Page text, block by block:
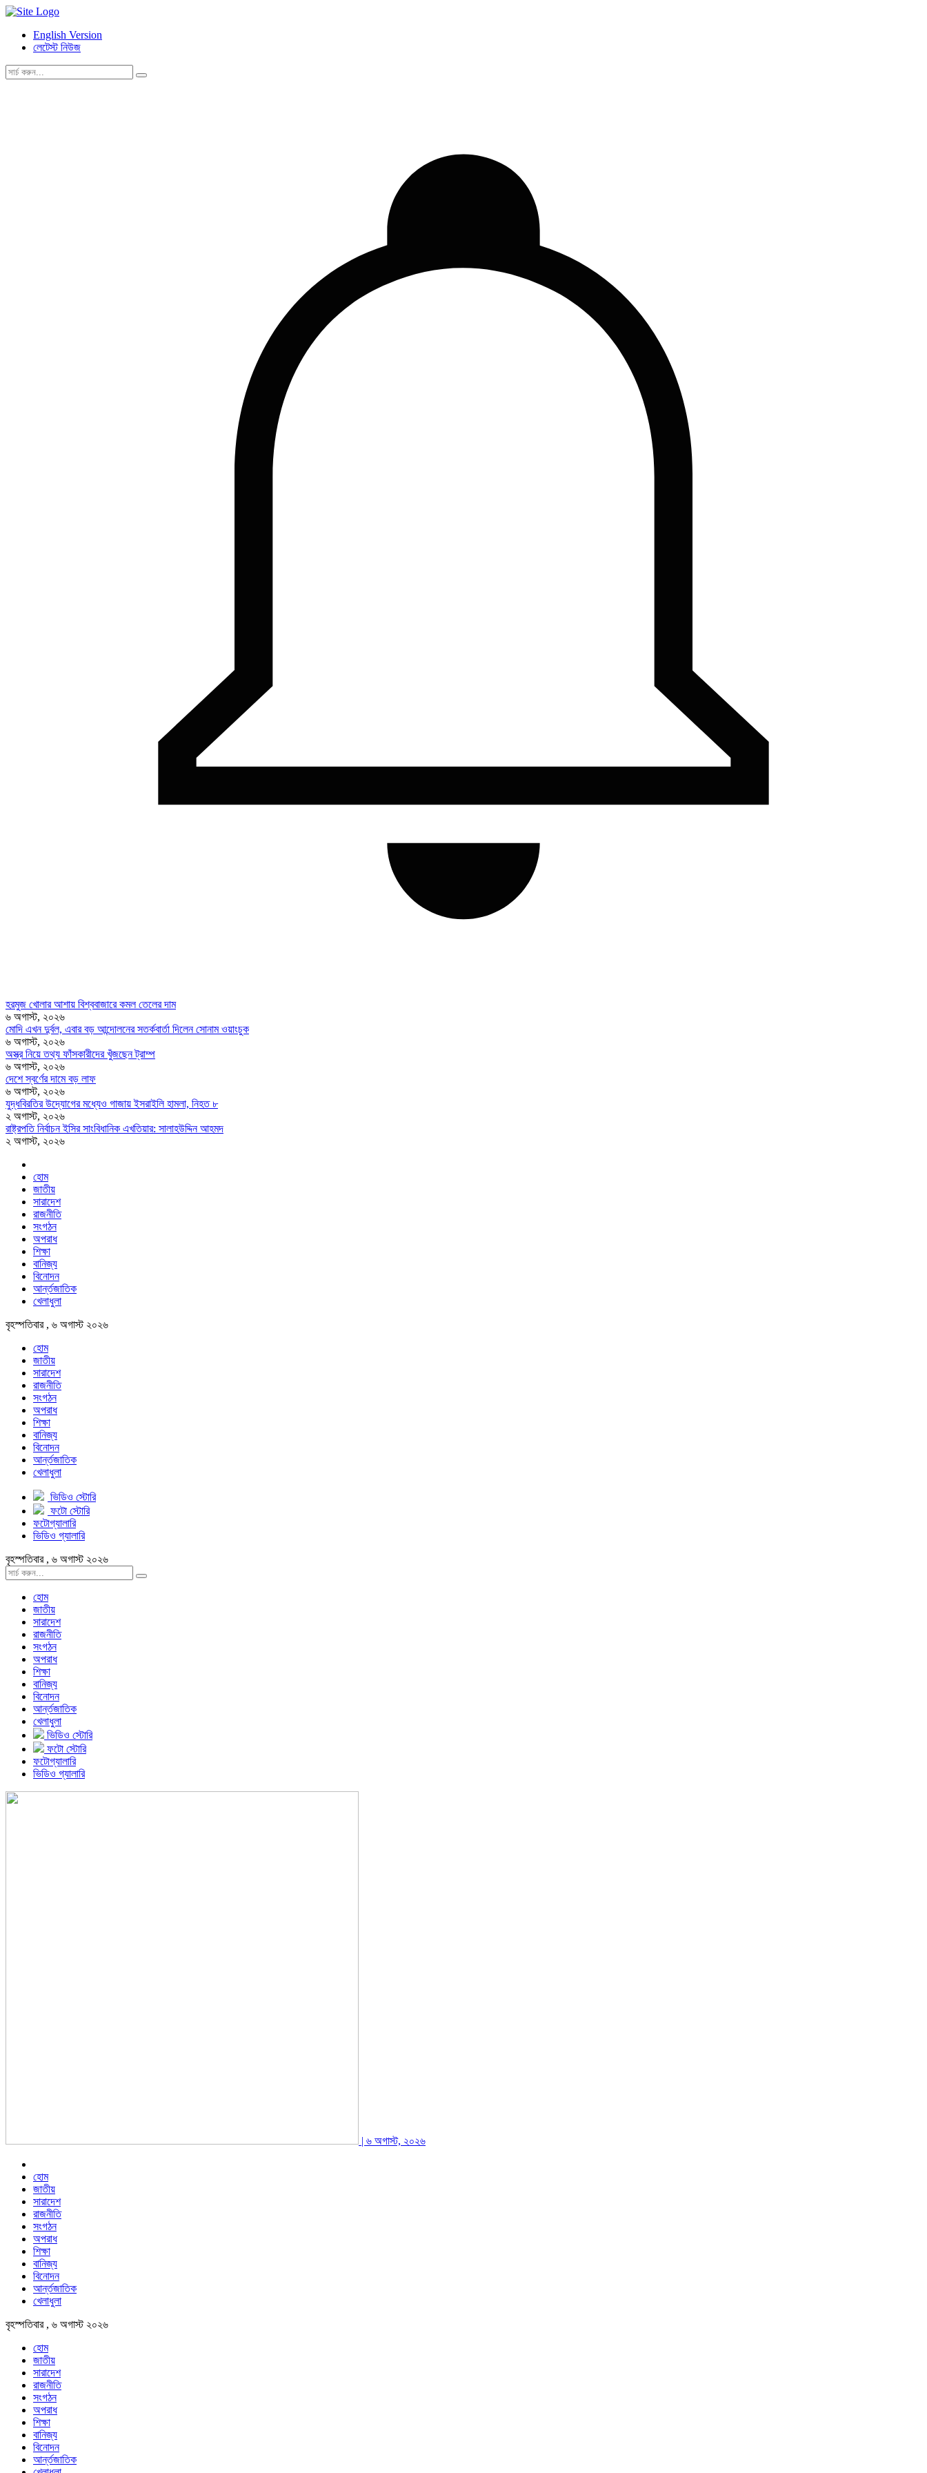
English Version
লেটেস্ট নিউজ
হরমুজ খোলার আশায় বিশ্ববাজারে কমল তেলের দাম
৬ অগাস্ট, ২০২৬
মোদি এখন দুর্বল, এবার বড় আন্দোলনের সতর্কবার্তা দিলেন সোনাম ওয়াংচুক
৬ অগাস্ট, ২০২৬
অস্ত্র নিয়ে তথ্য ফাঁসকারীদের খুঁজছেন ট্রাম্প
৬ অগাস্ট, ২০২৬
দেশে স্বর্ণের দামে বড় লাফ
৬ অগাস্ট, ২০২৬
যুদ্ধবিরতির উদ্যোগের মধ্যেও গাজায় ইসরাইলি হামলা, নিহত ৮
২ অগাস্ট, ২০২৬
রাষ্ট্রপতি নির্বাচন ইসির সাংবিধানিক এখতিয়ার: সালাহউদ্দিন আহমদ
২ অগাস্ট, ২০২৬
হোম
জাতীয়
সারাদেশ
রাজনীতি
সংগঠন
অপরাধ
শিক্ষা
বানিজ্য
বিনোদন
আর্ন্তজাতিক
খেলাধুলা
বৃহস্পতিবার , ৬ অগাস্ট ২০২৬
হোম
জাতীয়
সারাদেশ
রাজনীতি
সংগঠন
অপরাধ
শিক্ষা
বানিজ্য
বিনোদন
আর্ন্তজাতিক
খেলাধুলা
ভিডিও স্টোরি
ফটো স্টোরি
ফটোগ্যালারি
ভিডিও গ্যালারি
বৃহস্পতিবার , ৬ অগাস্ট ২০২৬
হোম
জাতীয়
সারাদেশ
রাজনীতি
সংগঠন
অপরাধ
শিক্ষা
বানিজ্য
বিনোদন
আর্ন্তজাতিক
খেলাধুলা
ভিডিও স্টোরি
ফটো স্টোরি
ফটোগ্যালারি
ভিডিও গ্যালারি
| ৬ অগাস্ট, ২০২৬
হোম
জাতীয়
সারাদেশ
রাজনীতি
সংগঠন
অপরাধ
শিক্ষা
বানিজ্য
বিনোদন
আর্ন্তজাতিক
খেলাধুলা
বৃহস্পতিবার , ৬ অগাস্ট ২০২৬
হোম
জাতীয়
সারাদেশ
রাজনীতি
সংগঠন
অপরাধ
শিক্ষা
বানিজ্য
বিনোদন
আর্ন্তজাতিক